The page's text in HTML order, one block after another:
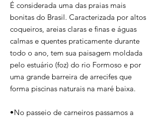
É considerada uma das praias mais
bonitas do Brasil. Caracterizada por altos
coqueiros, areias claras e finas e águas
calmas e quentes praticamente durante
todo o ano, tem sua paisagem moldada
pelo estuário (foz) do rio Formoso e por
uma grande barreira de arrecifes que
forma piscinas naturais na maré baixa.
•No passeio de carneiros passamos a